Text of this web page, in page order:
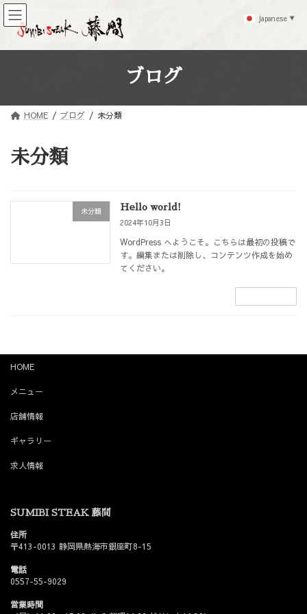
コ
ン
ン
キ
ナ
ビ
ー
に
ブログ
HOME ブログ 未分類
未分類
未分類 Hello world!
2024年10月3日
WordPress へようこそ。こちらは最初の投稿で
す。編集または削除し、コンテンツ作成を始め
てください。
HOME
メニュー
店舗情報
ギャラリー
求人情報
SUMIBI STEAK 藤間
住所
〒413-0013 静岡県熱海市銀座町8-15
電話
0557-55-9029
営業時間
Japanese ▼